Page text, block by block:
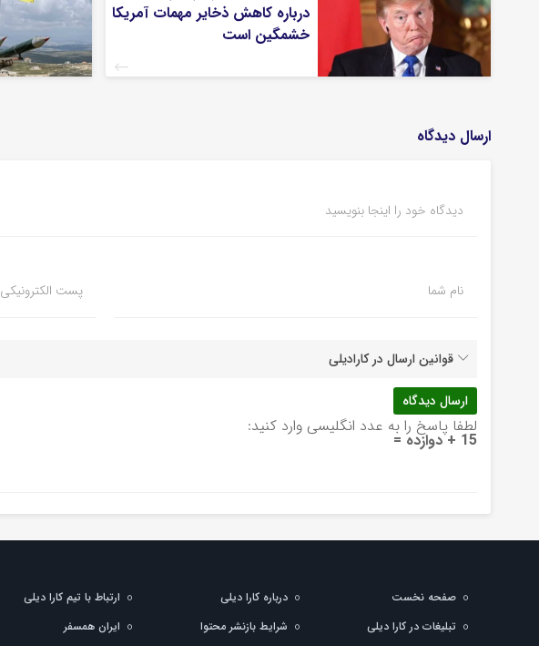
درباره کاهش ذخایر مهمات آمریکا
خشمگین است
ارسال دیدگاه
دیدگاه خود را اینجا بنویسید
نام شما پست الکترونیکی
قوانین ارسال در کارادیلی
لطفا پاسخ را به عدد انگلیسی وارد کنید:
15 + دوازده =
صفحه نخست درباره کارا دیلی ارتباط با تیم کارا دیلی
تبلیغات در کارا دیلی
شرایط بازنشر محتوا ایران همسفر